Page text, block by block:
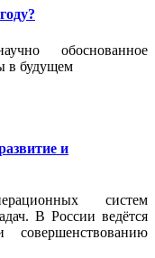
обоснованное
в будущем
и
систем
В России ведётся